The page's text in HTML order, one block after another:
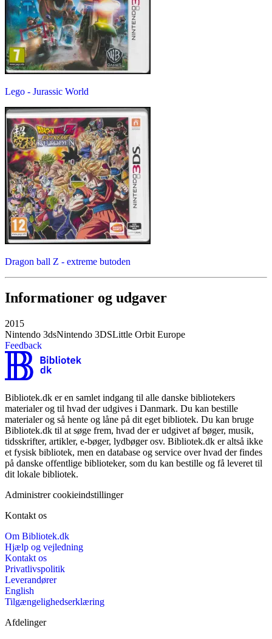
Lego - Jurassic World
Dragon ball Z - extreme butoden
Informationer og udgaver
2015
Nintendo 3dsNintendo 3DSLittle Orbit Europe
Feedback
Bibliotek.dk er en samlet indgang til alle danske bibliotekers
materialer og til hvad der udgives i Danmark. Du kan bestille
materialer og så hente og låne på dit eget bibliotek. Du kan bruge
Bibliotek.dk til at søge frem, hvad der er udgivet af bøger, musik,
tidsskrifter, artikler, e-bøger, lydbøger osv. Bibliotek.dk er altså ikke
et fysisk bibliotek, men en database og service over hvad der findes
på danske offentlige biblioteker, som du kan bestille og få leveret til
dit lokale bibliotek.
Administrer cookieindstillinger
Kontakt os
Om Bibliotek.dk
Hjælp og vejledning
Kontakt os
Privatlivspolitik
Leverandører
English
Tilgængelighedserklæring
Afdelinger